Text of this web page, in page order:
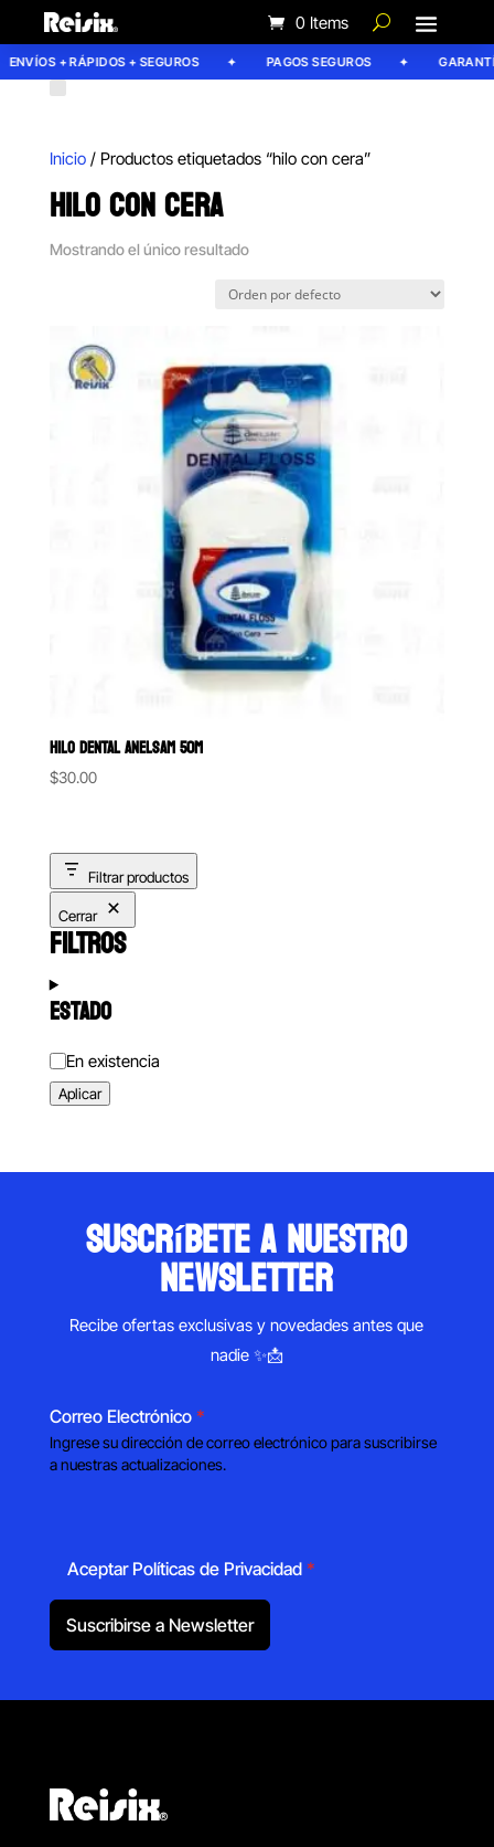
0 Items
ENVÍOS + RÁPIDOS + SEGUROS PAGOS SEGUROS
Inicio/ Productos etiquetados “hilo con cera”
HILO CON CERA
Mostrando el único resultado
HILO DENTAL ANELSAM 50M
$30.00
Filtrar productos
Cerrar
FILTROS
ESTADO
Estado
En existencia
Aplicar
suscríbete a nuestro
newsletter
Recibe ofertas exclusivas y novedades antes que
nadie ✨📩
Correo Electrónico *
Ingrese su dirección de correo electrónico para suscribirse
a nuestras actualizaciones.
Aceptar Políticas de Privacidad *
Suscribirse a Newsletter